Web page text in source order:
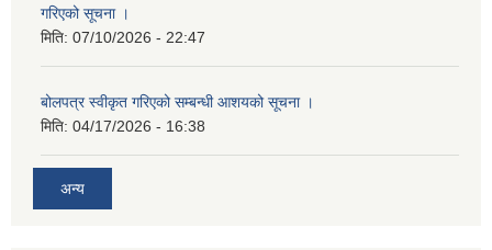
गरिएको सूचना ।
मिति: 07/10/2026 - 22:47
बोलपत्र स्वीकृत गरिएको सम्बन्धी आशयको सूचना ।
मिति: 04/17/2026 - 16:38
अन्य